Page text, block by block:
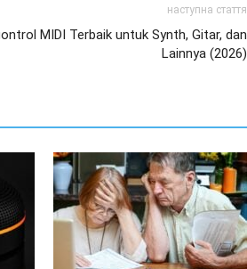
наступна стаття
MIDI Terbaik untuk Synth, Gitar, dan
Lainnya (2026)